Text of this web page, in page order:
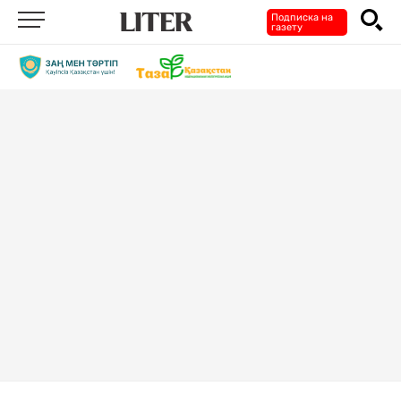
Подписка на
газету